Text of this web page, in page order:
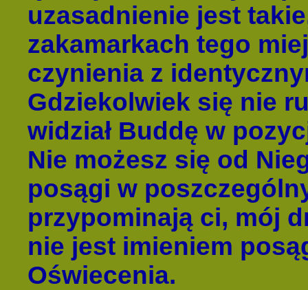
uzasadnienie jest
zakamarkach tego
czynienia z
Gdziekolwiek się nie
widział Buddę w
Nie możesz się od
posągi w
przypominają ci, mój
nie jest imieniem
Oświecenia.